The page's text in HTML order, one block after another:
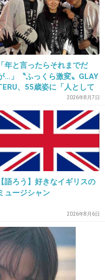
-19
+8
「年と言ったらそれまでだ
…」〝ふっくら激変〟GLAY
、55歳姿に「人として
好きすぎる」「TERUさんに
見えない」「分からなかっ
た」
2026年8月7日
【語ろう】好きなイギリスの
ュージシャン
2026年8月6日